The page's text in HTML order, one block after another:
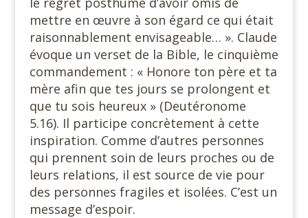
mettre en œuvre à son égard ce qui était
raisonnablement envisageable… ». Claude
évoque un verset de la Bible, le cinquième
commandement : « Honore ton père et ta
mère afin que tes jours se prolongent et
que tu sois heureux » (Deutéronome
5.16). Il participe concrètement à cette
inspiration. Comme d’autres personnes
qui prennent soin de leurs proches ou de
leurs relations, il est source de vie pour
des personnes fragiles et isolées. C’est un
message d’espoir.